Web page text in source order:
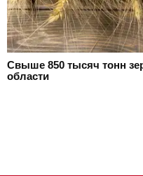
Свыше 850 тысяч тонн
области